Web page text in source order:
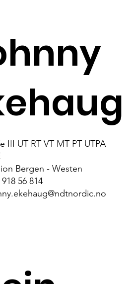
III UT RT VT MT PT UTPA
Bergen - Westen
56 814